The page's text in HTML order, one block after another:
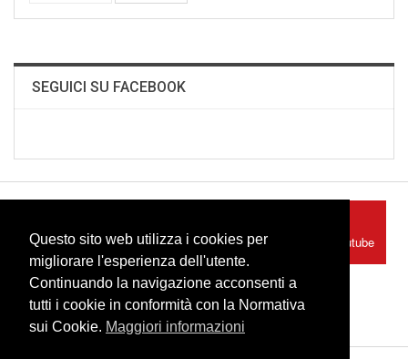
SEGUICI SU FACEBOOK
Seguici su Facebook Seguici su Youtube
Instagram
Seguici su Instagram
Questo sito web utilizza i cookies per
migliorare l'esperienza dell'utente.
Continuando la navigazione acconsenti a
tutti i cookie in conformità con la Normativa
sui Cookie. Maggiori informazioni